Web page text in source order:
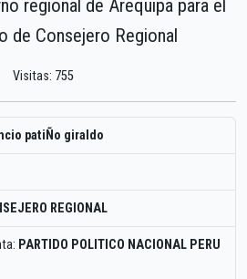
regional de Arequipa para el
de Consejero Regional
Visitas: 755
patiÑo giraldo
REGIONAL
PARTIDO POLITICO NACIONAL PERU